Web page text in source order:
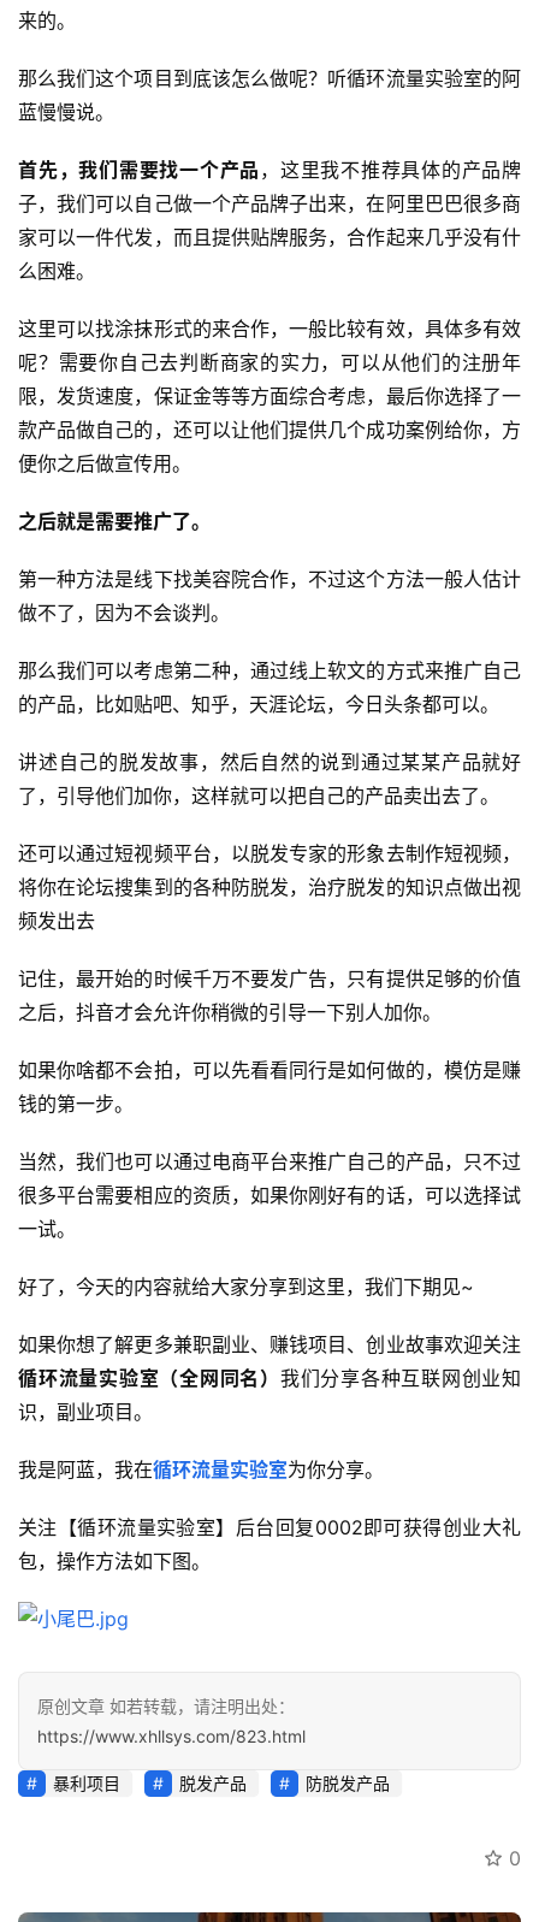
首
页
行
快
开
案
例
避
坑
南
运
百
科
创
业
源
员
区
登录 注册
来的。
那么我们这个项目到底该怎么做呢？听循环流量实验室的阿
蓝慢慢说。
首先，我们需要找一个产品 ，这里我不推荐具体的产品牌
子，我们可以自己做一个产品牌子出来，在阿里巴巴很多商
家可以一件代发，而且提供贴牌服务，合作起来几乎没有什
么困难。
这里可以找涂抹形式的来合作，一般比较有效，具体多有效
呢？需要你自己去判断商家的实力，可以从他们的注册年
限，发货速度，保证金等等方面综合考虑，最后你选择了一
款产品做自己的，还可以让他们提供几个成功案例给你，方
便你之后做宣传用。
之后就是需要推广了。
第一种方法是线下找美容院合作，不过这个方法一般人估计
做不了，因为不会谈判。
那么我们可以考虑第二种，通过线上软文的方式来推广自己
的产品，比如贴吧、知乎，天涯论坛，今日头条都可以。
讲述自己的脱发故事，然后自然的说到通过某某产品就好
了，引导他们加你，这样就可以把自己的产品卖出去了。
还可以通过短视频平台，以脱发专家的形象去制作短视频，
将你在论坛搜集到的各种防脱发，治疗脱发的知识点做出视
频发出去
记住，最开始的时候千万不要发广告，只有提供足够的价值
之后，抖音才会允许你稍微的引导一下别人加你。
如果你啥都不会拍，可以先看看同行是如何做的，模仿是赚
钱的第一步。
当然，我们也可以通过电商平台来推广自己的产品，只不过
很多平台需要相应的资质，如果你刚好有的话，可以选择试
一试。
好了，今天的内容就给大家分享到这里，我们下期见~
如果你想了解更多兼职副业、赚钱项目、创业故事欢迎关注
循环流量实验室（全网同名） 我们分享各种互联网创业知
识，副业项目。
我是阿蓝，我在循环流量实验室为你分享。
关注【循环流量实验室】后台回复0002即可获得创业大礼
包，操作方法如下图。
原创文章 如若转载，请注明出处：
https://www.xhllsys.com/823.html
暴利项目 脱发产品 防脱发产品
0